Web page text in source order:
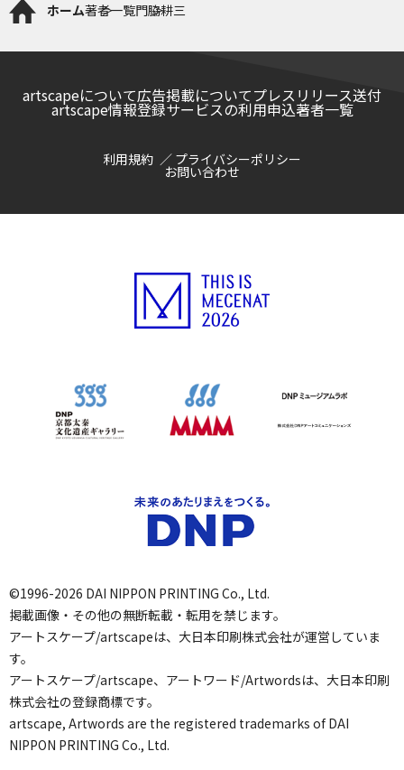
ホーム著者一覧門脇耕三
artscapeについて広告掲載についてプレスリリース送付
artscape情報登録サービスの利用申込著者一覧
利用規約 プライバシーポリシー
お問い合わせ
©1996-2026 DAI NIPPON PRINTING Co., Ltd.
掲載画像・その他の無断転載・転用を禁じます。
アートスケープ/artscapeは、大日本印刷株式会社が運営していま
す。
アートスケープ/artscape、アートワード/Artwordsは、大日本印刷
株式会社の登録商標です。
artscape, Artwords are the registered trademarks of DAI
NIPPON PRINTING Co., Ltd.